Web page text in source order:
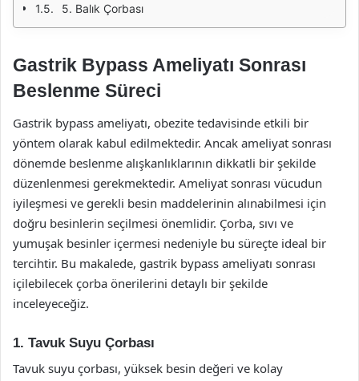
5. Balık Çorbası
Gastrik Bypass Ameliyatı Sonrası
Beslenme Süreci
Gastrik bypass ameliyatı, obezite tedavisinde etkili bir
yöntem olarak kabul edilmektedir. Ancak ameliyat sonrası
dönemde beslenme alışkanlıklarının dikkatli bir şekilde
düzenlenmesi gerekmektedir. Ameliyat sonrası vücudun
iyileşmesi ve gerekli besin maddelerinin alınabilmesi için
doğru besinlerin seçilmesi önemlidir. Çorba, sıvı ve
yumuşak besinler içermesi nedeniyle bu süreçte ideal bir
tercihtir. Bu makalede, gastrik bypass ameliyatı sonrası
içilebilecek çorba önerilerini detaylı bir şekilde
inceleyeceğiz.
1. Tavuk Suyu Çorbası
Tavuk suyu çorbası, yüksek besin değeri ve kolay